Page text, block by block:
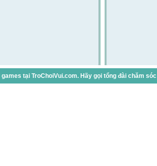
tại TroChoiVui.com. Hãy gọi tổng đài chăm